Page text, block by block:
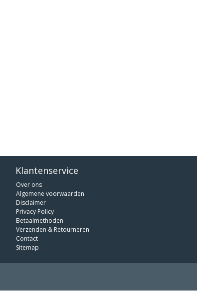
Klantenservice
Over ons
Algemene voorwaarden
Disclaimer
Privacy Policy
Betaalmethoden
Verzenden & Retourneren
Contact
Sitemap